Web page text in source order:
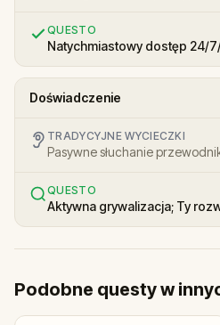
QUESTO
Natychmiastowy dostęp 24/
Doświadczenie
TRADYCYJNE WYCIECZKI
Pasywne słuchanie
QUESTO
Aktywna grywalizacja; Ty
Podobne questy w